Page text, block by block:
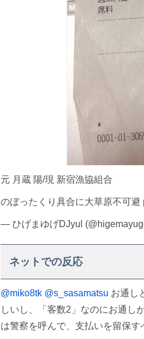
元 月蔵 陽/現 新宿漁協組合
のぼったくり具合に大草原不可避
— ひげまゆげDJyul
ネットでの反応
@miko8tk @s_sasamatsu お通し
しいし、「客数2」なのにお通し
は警察を呼んで、支払いを留保